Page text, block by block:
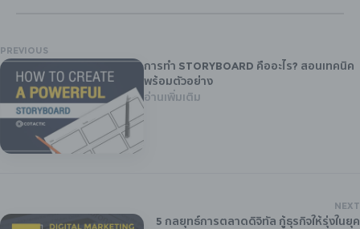
PREVIOUS
การทำ Storyboard คืออะไร? สอนเทคนิค
พร้อมตัวอย่าง
อ่านเพิ่มเติม
NEXT
5 กลยุทธ์การตลาดดิจิทัล กู้ธุรกิจให้รุ่งในยุค